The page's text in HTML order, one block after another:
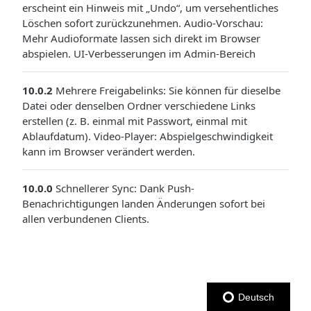
erscheint ein Hinweis mit „Undo“, um versehentliches
Löschen sofort zurückzunehmen. Audio-Vorschau:
Mehr Audioformate lassen sich direkt im Browser
abspielen. UI-Verbesserungen im Admin-Bereich
10.0.2 Mehrere Freigabelinks: Sie können für dieselbe
Datei oder denselben Ordner verschiedene Links
erstellen (z. B. einmal mit Passwort, einmal mit
Ablaufdatum). Video-Player: Abspielgeschwindigkeit
kann im Browser verändert werden.
10.0.0 Schnellerer Sync: Dank Push-
Benachrichtigungen landen Änderungen sofort bei
allen verbundenen Clients.
Deutsch